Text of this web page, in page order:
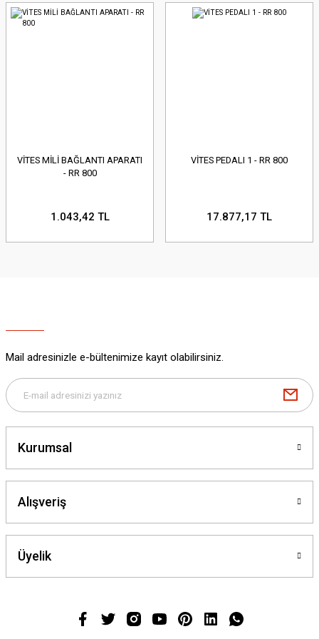
VİTES MİLİ BAĞLANTI APARATI
- RR 800
1.043,42 TL
VİTES PEDALI 1 - RR 800
17.877,17 TL
Mail adresinizle e-bültenimize kayıt olabilirsiniz.
Kurumsal
Alışveriş
Üyelik